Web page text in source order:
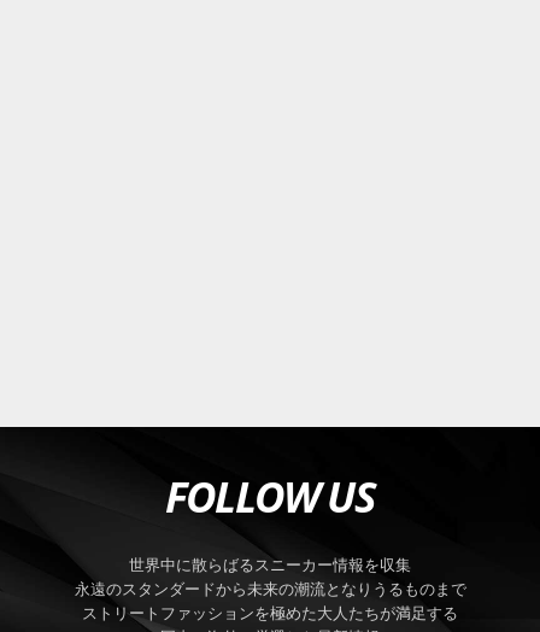
FOLLOW US
世界中に散らばるスニーカー情報を収集
永遠のスタンダードから未来の潮流となりうるものまで
ストリートファッションを極めた大人たちが満足する